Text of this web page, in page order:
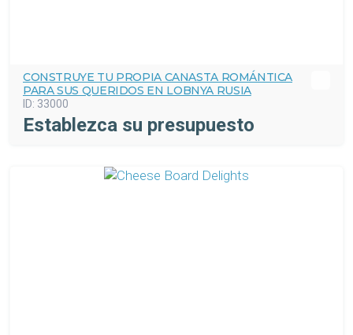
CONSTRUYE TU PROPIA CANASTA ROMÁNTICA
PARA SUS QUERIDOS EN LOBNYA RUSIA
ID: 33000
Establezca su presupuesto